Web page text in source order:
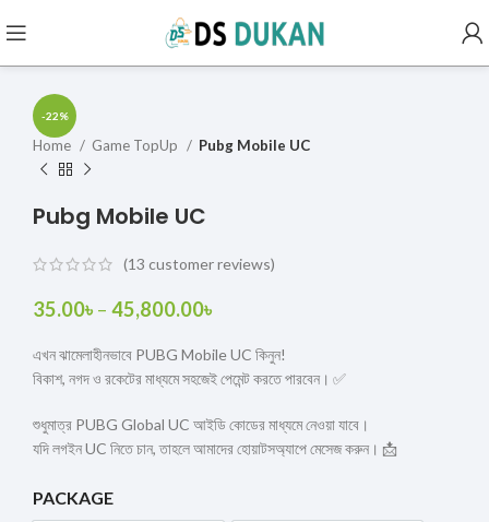
-22%
Home Game TopUp Pubg Mobile UC
Pubg Mobile UC
(13 customer reviews)
35.00৳ – 45,800.00৳
এখন ঝামেলাহীনভাবে PUBG Mobile UC কিনুন!
বিকাশ, নগদ ও রকেটের মাধ্যমে সহজেই পেমেন্ট করতে পারবেন। ✅
শুধুমাত্র PUBG Global UC আইডি কোডের মাধ্যমে নেওয়া যাবে।
যদি লগইন UC নিতে চান, তাহলে আমাদের হোয়াটসঅ্যাপে মেসেজ করুন। 📩
PACKAGE